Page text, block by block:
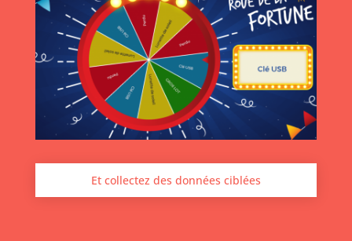
Et collectez des données ciblées